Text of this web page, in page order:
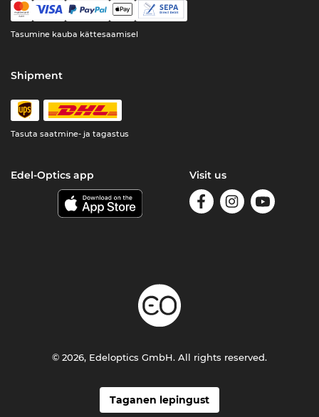
Tasumine kauba kättesaamisel
Shipment
Tasuta saatmine- ja tagastus
Edel-Optics app Visit us
Taganen lepingust
© 2026, Edeloptics GmbH. All rights reserved.